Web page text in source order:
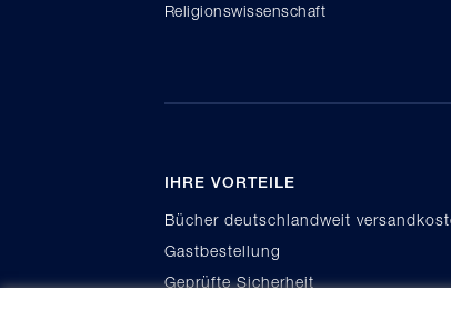
Religionswissenschaft
IHRE VORTEILE
Bücher deutschlandweit
Gastbestellung
Geprüfte Sicherheit